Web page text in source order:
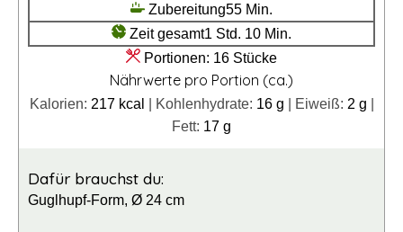
Zubereitung55Minuten
Min.
Zeit gesamt1 Stunde
Std. 10Minuten
Min.
Portionen: 16 Stücke
Nährwerte pro Portion (ca.)
Kalorien: 217 kcal Kohlenhydrate: 16 g Eiweiß: 2 g
Fett: 17 g
Dafür brauchst du:
Guglhupf-Form, Ø 24 cm